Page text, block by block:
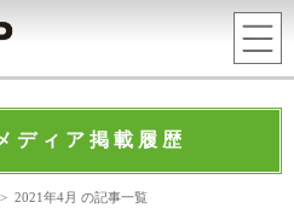
ディア掲載履歴
>2021年4月 の記事一覧